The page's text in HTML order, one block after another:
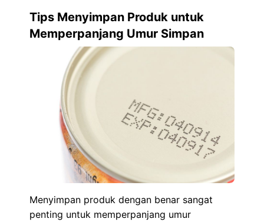
Tips Menyimpan Produk untuk
Memperpanjang Umur Simpan
Menyimpan produk dengan benar sangat
penting untuk memperpanjang umur